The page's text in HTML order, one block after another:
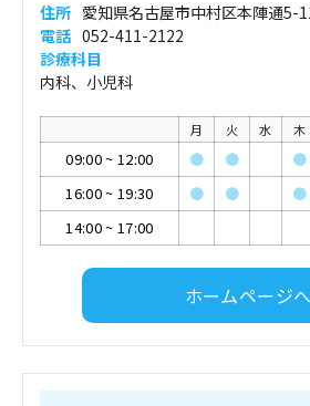
住所 愛知県名古屋市中村区本陣通5-
電話 052-411-2122
診療科目
内科、小児科
月 火 水 木
09:00~ 12:00 ● ● ●
16:00~ 19:30 ● ● ●
14:00~ 17:00
ホームページへ